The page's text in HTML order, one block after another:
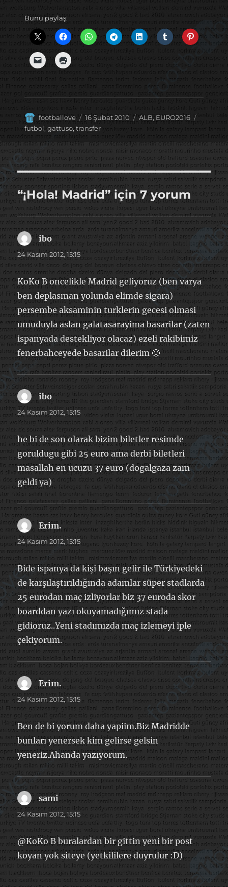
Bunu paylaş:
Yazar
footballove
Yayın
tarihi
16 Şubat 2010 Kategoriler
ALB, EURO2016
futbol, gattuso, transfer
“¡Hola! Madrid” için 7 yorum
ibodedi
ki:
24 Kasım 2012, 15:15
KoKo B oncelikle Madrid geliyoruz (ben varya
ben deplasman yolunda elimde sigara)
persembe aksaminin turklerin gecesi olmasi
umuduyla aslan galatasarayima basarilar (zaten
ispanyada destekliyor olacaz) ezeli rakibimiz
fenerbahceyede basarilar dilerim 🙂
ibodedi
ki:
24 Kasım 2012, 15:15
he bi de son olarak bizim biletler resimde
goruldugu gibi 25 euro ama derbi biletleri
masallah en ucuzu 37 euro (dogalgaza zam
geldi ya)
Erim.dedi
ki:
24 Kasım 2012, 15:15
Bide ispanya da kişi başın gelir ile Türkiyedeki
de karşılaştırıldığında adamlar süper stadlarda
25 eurodan maç izliyorlar biz 37 euroda skor
boarddan yazı okuyamadığımız stada
gidioruz..Yeni stadımızda maç izlemeyi iple
çekiyorum.
Erim. dedi
ki:
24 Kasım 2012, 15:15
Ben de bi yorum daha yapiim.Biz Madridde
bunları yenersek kim gelirse gelsin
yeneriz.Ahanda yazıyorum.
samidedi
ki:
24 Kasım 2012, 15:15
@KoKo B buralardan bir gittin yeni bir post
koyan yok siteye (yetkililere duyrulur :D)